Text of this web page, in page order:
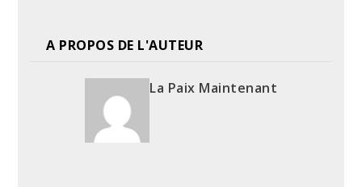
A PROPOS DE L'AUTEUR
La Paix Maintenant